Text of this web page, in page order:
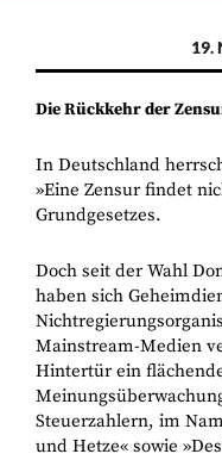
19.
Die Rückkehr der
In Deutschland
»Eine Zensur findet
Grundgesetzes.
Doch seit der Wahl
haben sich
Mainstream-Medien
Hintertür ein
Steuerzahlern, im
und Hetze« sowie